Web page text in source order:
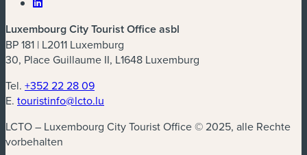
Luxembourg City Tourist Office asbl
BP 181 | L2011 Luxemburg
30, Place Guillaume II, L1648 Luxemburg
Tel. +352 22 28 09
E. touristinfo@lcto.lu
LCTO – Luxembourg City Tourist Office © 2025, alle Rechte
vorbehalten